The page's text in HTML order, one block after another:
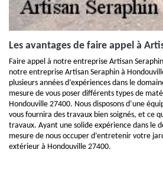
Les avantages de faire appel à
Faire appel à notre entreprise Artisan
notre entreprise Artisan Seraphin à
plusieurs années d’expériences dans le
mesure de vous poser différents types de
Hondouville 27400. Nous disposons d’une
vous fournira des travaux bien soignés, et ce
travaux. Ayant une solide expérience dans le
mesure de nous occuper d’entretenir votre
extérieur à Hondouville 27400.